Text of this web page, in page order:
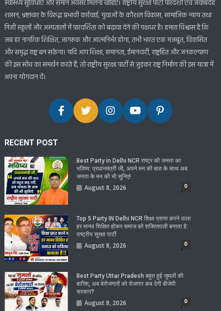
स्वास्थ्य सुविधाएँ और समान अवसर मिलना चाहिए। राष्ट्रीय सुरक्षा पार्टी पारदर्शी एवं जवाबदेह
शासन, भ्रष्टाचार के विरुद्ध प्रभावी कार्रवाई, युवाओं के कौशल विकास, सामाजिक न्याय तथा
निजी स्कूलों और अस्पतालों में पारदर्शिता को बढ़ावा देने की पक्षधर है। हमारा विश्वास है कि
जब हर नागरिक शिक्षित, जागरूक और आत्मनिर्भर होगा, तभी भारत एक मजबूत, विकसित
और समृद्ध राष्ट्र बन सकेगा। यदि आप शिक्षा, समानता, ईमानदारी, राष्ट्रहित और जनकल्याण
की इस सोच का समर्थन करते हैं, तो राष्ट्रीय सुरक्षा पार्टी से जुड़कर राष्ट्र निर्माण की इस यात्रा में
अपना योगदान दें।
RECENT POST
Best Party in Delhi NCR राष्ट्र की जनता का
भविष्य: प्रधानमंत्री जी, अपने मन की बात के साथ अब
जनता के मन की भी सुनिए!
August 8, 2026 0
Top 5 Party IN Delhi NCR शिक्षा प्राप्त करने वाला
हर मानव शिक्षित होकर समाज को शक्तिशाली बनाता है:
राष्ट्रीय सुरक्षा पार्टी
August 8, 2026 0
Best Party Uttar Pradesh बहुत हुई जुमलों की
बारिश, अब बेरोजगारों को रोजगार कब देगी बीजेपी
सरकार?
August 8, 2026 0